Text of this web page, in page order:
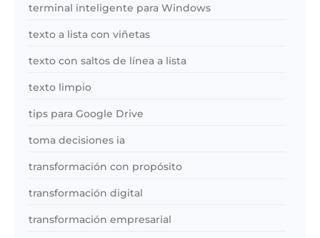
terminal inteligente para Windows
texto a lista con viñetas
texto con saltos de línea a lista
texto limpio
tips para Google Drive
toma decisiones ia
transformación con propósito
transformación digital
transformación empresarial